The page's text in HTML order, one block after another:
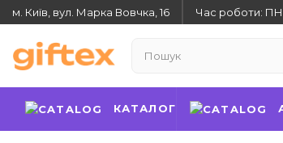
м. Київ, вул. Марка Вовчка, 16 Час роботи:
КАТАЛОГ